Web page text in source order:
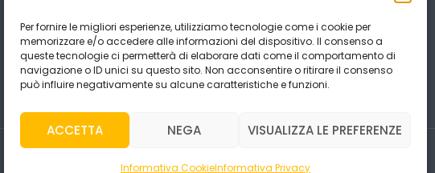
Per fornire le migliori esperienze, utilizziamo tecnologie come i cookie per
memorizzare e/o accedere alle informazioni del dispositivo. Il consenso a
queste tecnologie ci permetterà di elaborare dati come il comportamento di
navigazione o ID unici su questo sito. Non acconsentire o ritirare il consenso
può influire negativamente su alcune caratteristiche e funzioni.
ACCETTA NEGA VISUALIZZA LE PREFERENZE
Informativa CookieInformativa Privacy